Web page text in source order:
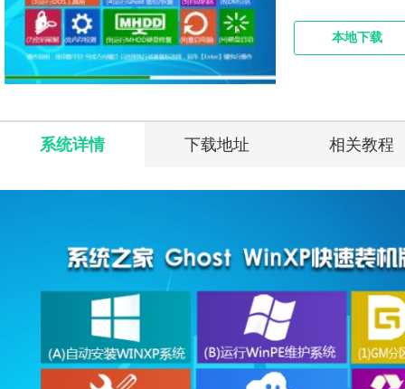
本地下载
系统详情 下载地址 相关教程